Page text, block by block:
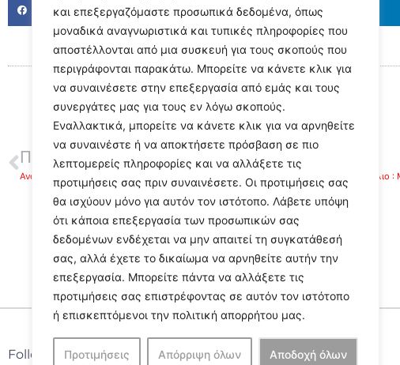
και επεξεργαζόμαστε προσωπικά δεδομένα, όπως
μοναδικά αναγνωριστικά και τυπικές πληροφορίες που
αποστέλλονται από μια συσκευή για τους σκοπούς που
περιγράφονται παρακάτω. Μπορείτε να κάνετε κλικ για
να συναινέσετε στην επεξεργασία από εμάς και τους
συνεργάτες μας για τους εν λόγω σκοπούς.
Εναλλακτικά, μπορείτε να κάνετε κλικ για να αρνηθείτε
να συναινέστε ή να αποκτήσετε πρόσβαση σε πιο
λεπτομερείς πληροφορίες και να αλλάξετε τις
προτιμήσεις σας πριν συναινέσετε. Οι προτιμήσεις σας
θα ισχύουν μόνο για αυτόν τον ιστότοπο. Λάβετε υπόψη
ότι κάποια επεξεργασία των προσωπικών σας
δεδομένων ενδέχεται να μην απαιτεί τη συγκατάθεσή
σας, αλλά έχετε το δικαίωμα να αρνηθείτε αυτήν την
επεξεργασία. Μπορείτε πάντα να αλλάξετε τις
προτιμήσεις σας επιστρέφοντας σε αυτόν τον ιστότοπο
ή επισκεπτόμενοι την πολιτική απορρήτου μας.
Προτιμήσεις Απόρριψη όλων Αποδοχή όλων
FACEBOOK TWITTER LINKEDIN
ΠΡΟΗΓΟΥΜΕΝΟ
Follow Us